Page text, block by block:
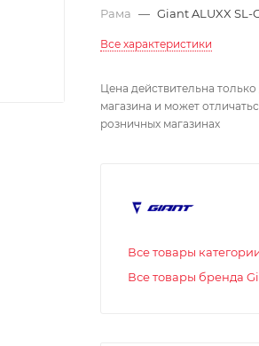
Рама — Giant ALUXX
Все характеристики
Цена действительна
магазина и может
розничных магазинах
Все товары
Все товары бренда